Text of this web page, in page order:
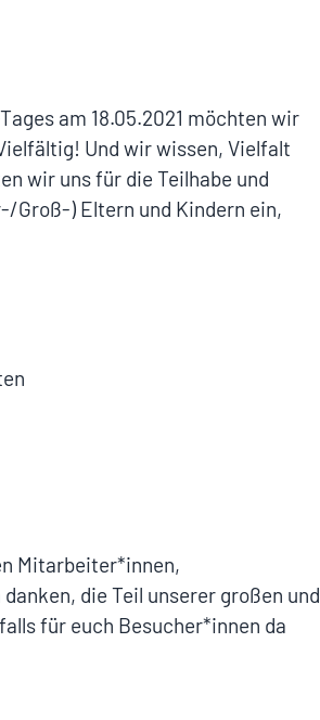
am 18.05.2021 möchten wir
Und wir wissen, Vielfalt
wir uns für die Teilhabe und
Groß-) Eltern und Kindern ein,
Mitarbeiter*innen,
die Teil unserer großen und
für euch Besucher*innen da